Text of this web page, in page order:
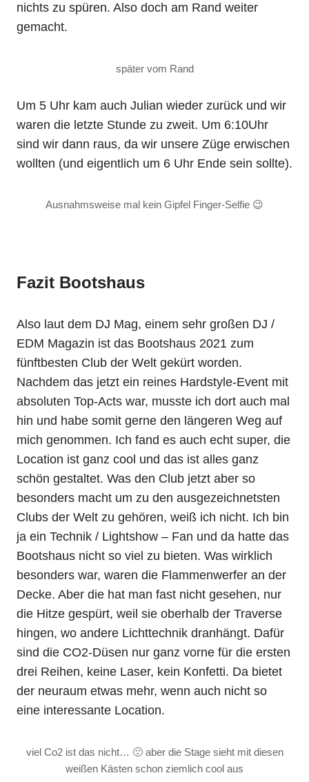
nichts zu spüren. Also doch am Rand weiter
gemacht.
später vom Rand
Um 5 Uhr kam auch Julian wieder zurück und wir
waren die letzte Stunde zu zweit. Um 6:10Uhr
sind wir dann raus, da wir unsere Züge erwischen
wollten (und eigentlich um 6 Uhr Ende sein sollte).
Ausnahmsweise mal kein Gipfel Finger-Selfie 😉
Fazit Bootshaus
Also laut dem DJ Mag, einem sehr großen DJ /
EDM Magazin ist das Bootshaus 2021 zum
fünftbesten Club der Welt gekürt worden.
Nachdem das jetzt ein reines Hardstyle-Event mit
absoluten Top-Acts war, musste ich dort auch mal
hin und habe somit gerne den längeren Weg auf
mich genommen. Ich fand es auch echt super, die
Location ist ganz cool und das ist alles ganz
schön gestaltet. Was den Club jetzt aber so
besonders macht um zu den ausgezeichnetsten
Clubs der Welt zu gehören, weiß ich nicht. Ich bin
ja ein Technik / Lightshow – Fan und da hatte das
Bootshaus nicht so viel zu bieten. Was wirklich
besonders war, waren die Flammenwerfer an der
Decke. Aber die hat man fast nicht gesehen, nur
die Hitze gespürt, weil sie oberhalb der Traverse
hingen, wo andere Lichttechnik dranhängt. Dafür
sind die CO2-Düsen nur ganz vorne für die ersten
drei Reihen, keine Laser, kein Konfetti. Da bietet
der neuraum etwas mehr, wenn auch nicht so
eine interessante Location.
viel Co2 ist das nicht… 🙁 aber die Stage sieht mit diesen
weißen Kästen schon ziemlich cool aus